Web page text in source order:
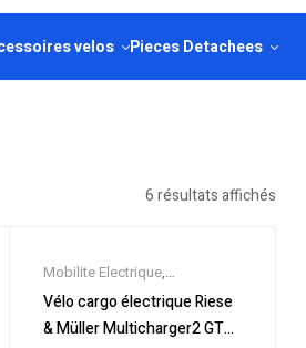
velos Pieces Detachees
6 résultats affichés
Mobilite Electrique,
Nouveautes,Promos &
Soldes,Tricycles & Cargos,
Vélo cargo électrique Riese
& Müller Multicharger2 GT